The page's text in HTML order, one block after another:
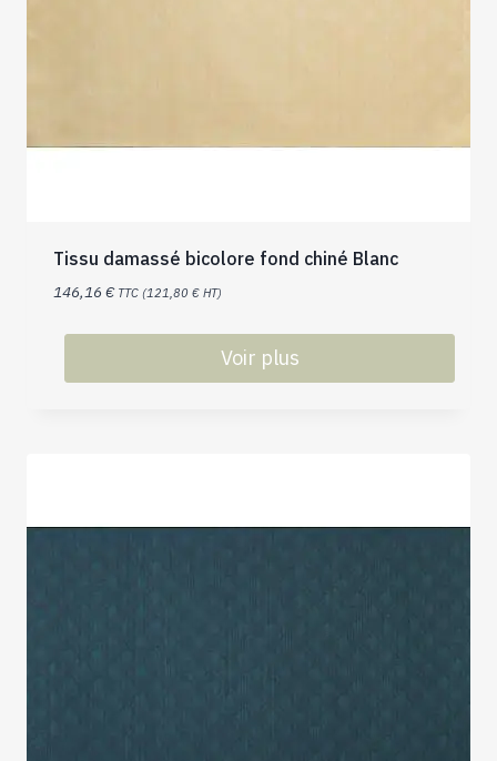
Tissu damassé bicolore fond chiné Blanc
146,16 € TTC (121,80 € HT)
Voir plus